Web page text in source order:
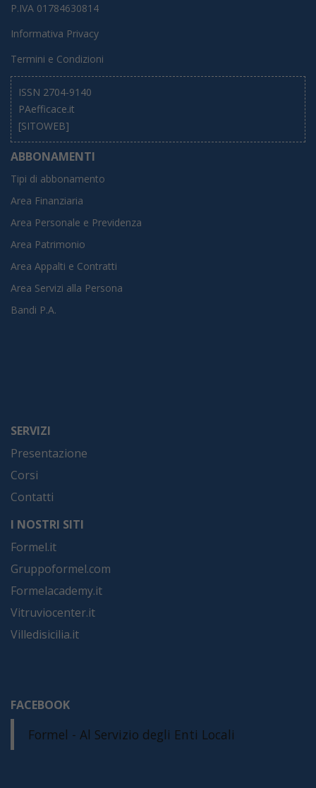
P.IVA 01784630814
Informativa Privacy
Termini e Condizioni
ISSN 2704-9140
PAefficace.it
[SITOWEB]
ABBONAMENTI
Tipi di abbonamento
Area Finanziaria
Area Personale e Previdenza
Area Patrimonio
Area Appalti e Contratti
Area Servizi alla Persona
Bandi P.A.
SERVIZI
Presentazione
Corsi
Contatti
I NOSTRI SITI
Formel.it
Gruppoformel.com
Formelacademy.it
Vitruviocenter.it
Villedisicilia.it
FACEBOOK
Formel - Al Servizio degli Enti Locali